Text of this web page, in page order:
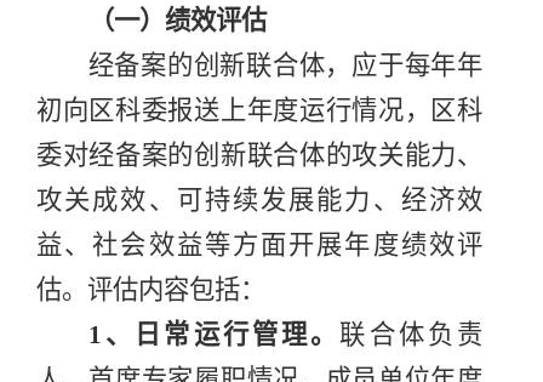
（一）绩效评估
经备案的创新联合体，应于每年年
初向区科委报送 上年度运行情况，区科
委对经备案的创新联合体的攻关能力、
攻关成效、可持续发展能力、经济效
益、社会效益等方面开展年度绩效评
估。 评估内容包括：
1 、 日常 运行管理。 联合体负责